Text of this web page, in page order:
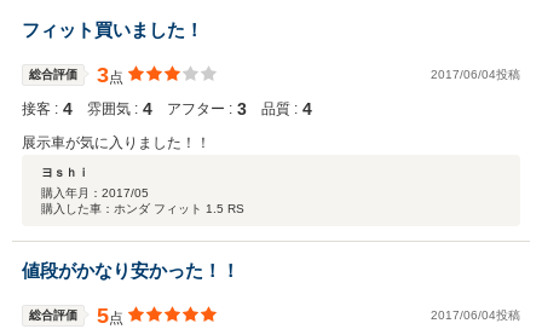
フィット買いました！
総合評価 3点 2017/06/04投稿
接客 : 4 雰囲気 : 4 アフター : 3 品質 : 4
展示車が気に入りました！！
ヨｓｈｉ
購入年月： 2017/05
購入した車：ホンダ フィット 1.5 RS
値段がかなり安かった！！
総合評価 5点 2017/06/04投稿